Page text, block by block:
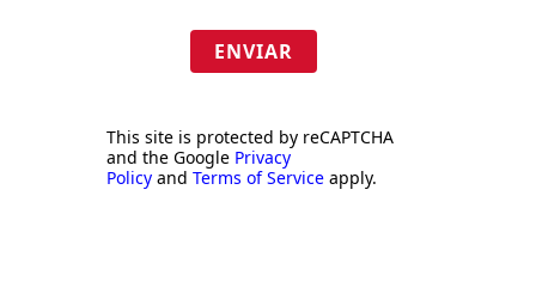
ENVIAR
This site is protected by reCAPTCHA
and the Google Privacy
Policy and Terms of Service apply.